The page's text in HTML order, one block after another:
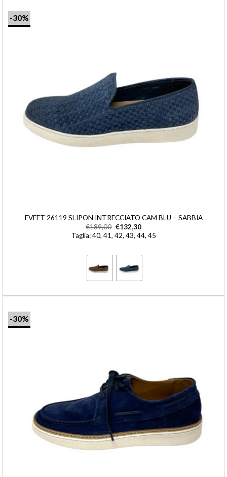
-30%
EVEET 26119 SLIPON INTRECCIATO CAM BLU – SABBIA
€189,00 €132,30
Taglia: 40, 41, 42, 43, 44, 45
-30%